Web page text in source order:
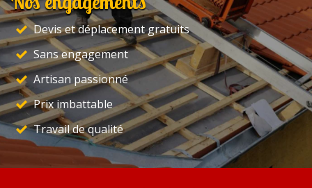
Devis et déplacement gratuits
Sans engagement
Artisan passionné
Prix imbattable
Travail de qualité